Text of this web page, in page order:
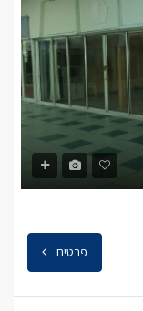
פרטים